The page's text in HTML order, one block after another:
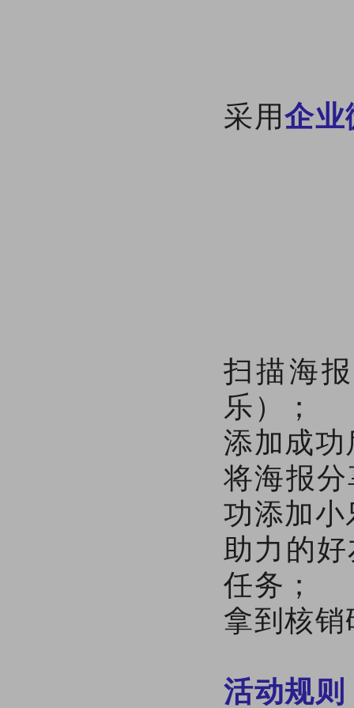
采用企业
扫描海
乐）；
添加成
将海报
功添加
助力的
任务；
拿到核
活动规则